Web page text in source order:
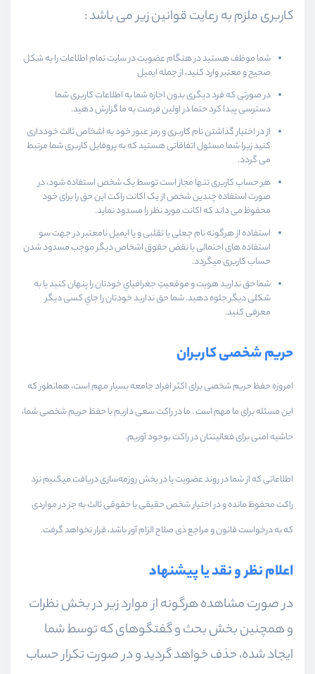
کاربری ملزم به رعایت قوانین زیر می باشد :‌
شما موظف هستید در هنگام عضویت در سایت تمام اطلاعات را به شکل
صحیح و معتبر وارد کنید، از جمله ایمیل
در صورتی که فرد دیگری بدون اجازه شما به اطلاعات کاربری شما
دسترسی پیدا کرد حتما در اولین فرصت به ما گزارش دهید.
از در اختیار گذاشتن نام کاربری و رمز عبور خود به اشخاص ثالث خودداری
کنید زیرا شما مسئول اتفاقاتی هستید که به پروفایل کاربری شما مرتبط
می گردد.
هر حساب کاربری تنها مجاز است توسط یک شخص استفاده شود، در
صورت استفاده چندین شخص از یک اکانت راکت این حق را برای خود
محفوظ می داند که اکانت مورد نظر را مسدود نماید.
استفاده از هرگونه نام جعلی یا تقلبی و یا ایمیل نامعتبر در جهت سو
استفاده های احتمالی یا نقض حقوق اشخاص دیگر موجب مسدود شدن
حساب کاربری میگردد.
شما حق ندارید هویت و موقعیتِ جغرافیایِ خودتان را پنهان کنید یا به
شکلی دیگر جلوه دهید. شما حق ندارید خودتان را جایِ کسی دیگر
معرفی کنید.
حریم شخصی کاربران
امروزه حفظ حریم شخصی برای اکثر افراد جامعه بسیار مهم است، همانطور که
این مسئله برای ما مهم است . ما در راکت سعی داریم با حفظ حریم شخصی شما،
حاشیه امنی برای فعالیتتان در راکت بوجود آوریم.
اطلاعاتی که از شما در روند عضویت یا در بخش روزمه‌سازی دریافت میکنیم نزد
راکت محفوظ مانده و در اختیار شخص حقیقی یا حقوقی ثالث به جز در مواردی
که به درخواست قانون و مراجع ذی صلاح الزام آور باشد، قرار نخواهد گرفت.
اعلام نظر و نقد یا پیشنهاد
در صورت مشاهده هرگونه از موارد زیر در بخش نظرات
و همچنین بخش بحث و گفتگوهای که توسط شما
ایجاد شده، حذف خواهد گردید و در صورت تکرار حساب